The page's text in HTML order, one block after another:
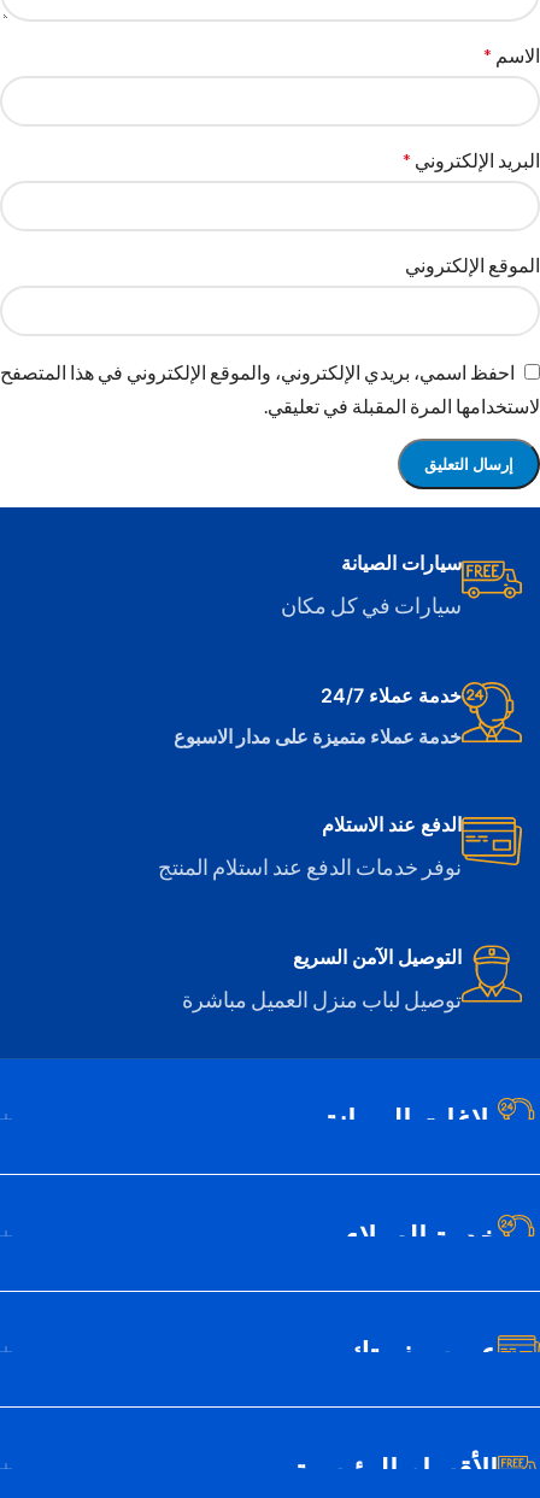
الاسم *
البريد الإلكتروني *
الموقع الإلكتروني
احفظ اسمي، بريدي الإلكتروني، والموقع الإلكتروني في هذا المتصفح
لاستخدامها المرة المقبلة في تعليقي.
سيارات الصيانة
سيارات في كل مكان
خدمة عملاء 24/7
خدمة عملاء متميزة على مدار الاسبوع
الدفع عند الاستلام
نوفر خدمات الدفع عند استلام المنتج
التوصيل الآمن السريع
توصيل لباب منزل العميل مباشرة
بلاغات الصيانة
خدمة العملاء
عن سيف تك
الأقسام الرئيسية